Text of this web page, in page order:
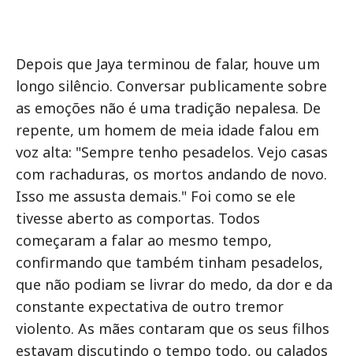
Depois que Jaya terminou de falar, houve um
longo silêncio. Conversar publicamente sobre
as emoções não é uma tradição nepalesa. De
repente, um homem de meia idade falou em
voz alta: "Sempre tenho pesadelos. Vejo casas
com rachaduras, os mortos andando de novo.
Isso me assusta demais." Foi como se ele
tivesse aberto as comportas. Todos
começaram a falar ao mesmo tempo,
confirmando que também tinham pesadelos,
que não podiam se livrar do medo, da dor e da
constante expectativa de outro tremor
violento. As mães contaram que os seus filhos
estavam discutindo o tempo todo, ou calados